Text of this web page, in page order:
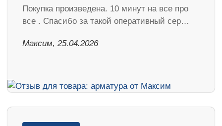
Покупка произведена. 10 минут на все про
все . Спасибо за такой оперативный сер…
Максим, 25.04.2026